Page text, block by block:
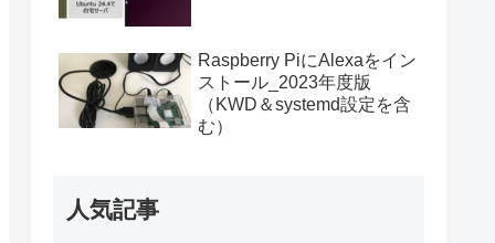
Raspberry PiにAlexaをイン
ストール_2023年度版
（KWD＆systemd設定を含
む）
人気記事